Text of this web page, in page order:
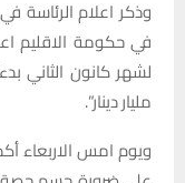
وذكر اعلام الرئاسة في
في حكومة الاقليم
مليار دينار”.
ويوم امس الاربعاء